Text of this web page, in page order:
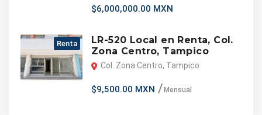
$6,000,000.00 MXN
Renta
LR-520 Local en Renta, Col.
Zona Centro, Tampico
Col. Zona Centro, Tampico
$9,500.00 MXN Mensual